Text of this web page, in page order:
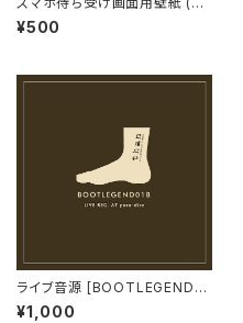
像ファイル）【than / LET'S ME
ET AT THE LIVE HOUSE!!!】t
¥500
ライブ音源 [BOOTLEGEND01
B]
¥1,000